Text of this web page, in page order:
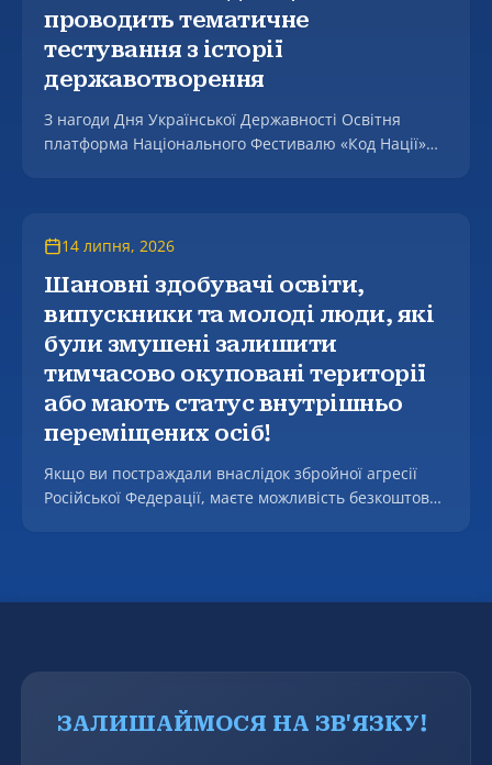
проводить тематичне
тестування з історії
державотворення
З нагоди Дня Української Державності Освітня
платформа Національного Фестивалю «Код Нації»
14 липня, 2026
Шановні здобувачі освіти,
випускники та молоді люди, які
були змушені залишити
тимчасово окуповані території
або мають статус внутрішньо
переміщених осіб!
Якщо ви постраждали внаслідок збройної агресії
Російської Федерації, маєте можливість безкоштовно
ЗАЛИШАЙМОСЯ НА ЗВ'ЯЗКУ!